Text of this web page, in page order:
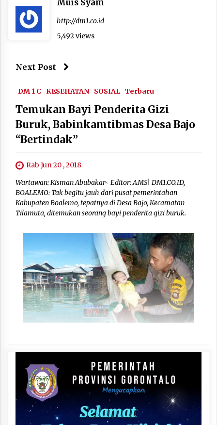
Muis Syam
http://dm1.co.id
5,492 views
Next Post
DM 1 C KESEHATAN SOSIAL Terbaru
Temukan Bayi Penderita Gizi
Buruk, Babinkamtibmas Desa Bajo
“Bertindak”
Rab Jun 20 , 2018
Wartawan: Kisman Abubakar~ Editor: AMS| DM1.CO.ID,
BOALEMO: Tak begitu jauh dari pusat pemerintahan
Kabupaten Boalemo, tepatnya di Desa Bajo, Kecamatan
Tilamuta, ditemukan seorang bayi penderita gizi buruk.